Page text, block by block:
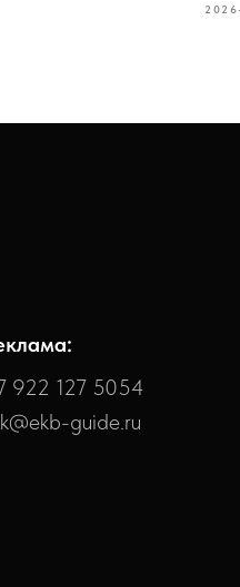
922 127 5054
guide.ru